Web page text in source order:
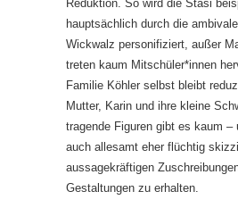
Reduktion. So wird die Stasi
hauptsächlich durch die
Wickwalz personifiziert, außer
treten kaum Mitschüler*innen
Familie Köhler selbst bleibt
Mutter, Karin und ihre kleine
tragende Figuren gibt es kaum –
auch allesamt eher flüchtig
aussagekräftigen
Gestaltungen zu erhalten.